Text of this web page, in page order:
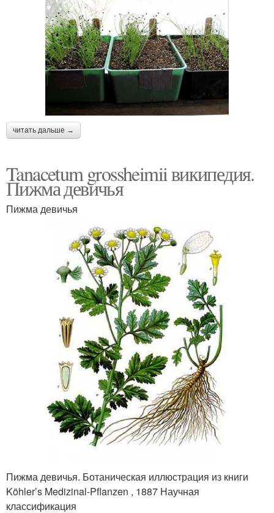
читать дальше →
Tanacetum grossheimii википедия.
Пижма девичья
Пижма девичья
Пижма девичья. Ботаническая иллюстрация из книги
Köhler’s Medizinal-Pflanzen , 1887 Научная
классификация